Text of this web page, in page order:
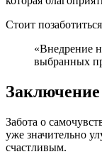
Стоит
«Внедрение
выбранных
Заключение
Забота о
уже значительно
счастливым.